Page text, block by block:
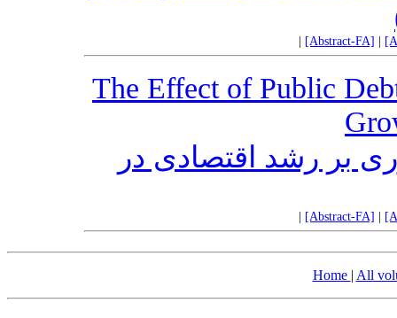
[Abstract-FA]
The Effect of Public
بر رشد اقتصادی در
[Abstract-FA]
Home | All